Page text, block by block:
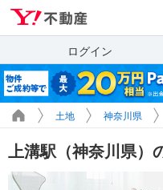
ログイン
土地 神奈川県
上溝駅（神奈川県）